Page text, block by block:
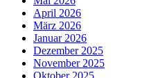
April 2026
März 2026
Januar 2026
Dezember 2025
November 2025
Oktober 2025